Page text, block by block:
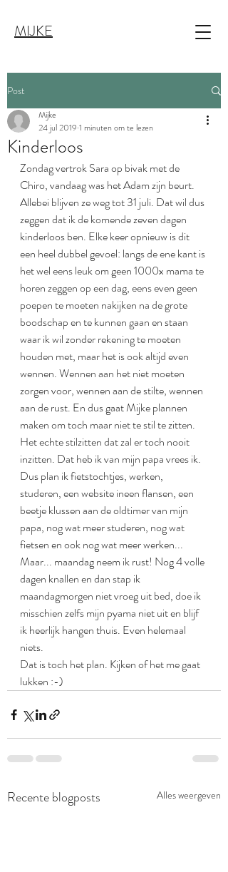
MIJKE
Post
Kinderloos
Mijke
24 jul 2019 1 minuten om te lezen
Zondag vertrok Sara op bivak met de
Chiro, vandaag was het Adam zijn beurt.
Allebei blijven ze weg tot 31 juli. Dat wil dus
zeggen dat ik de komende zeven dagen
kinderloos ben. Elke keer opnieuw is dit
een heel dubbel gevoel: langs de ene kant is
het wel eens leuk om geen 1000x mama te
horen zeggen op een dag, eens even geen
poepen te moeten nakijken na de grote
boodschap en te kunnen gaan en staan
waar ik wil zonder rekening te moeten
houden met, maar het is ook altijd even
wennen. Wennen aan het niet moeten
zorgen voor, wennen aan de stilte, wennen
aan de rust. En dus gaat Mijke plannen
maken om toch maar niet te stil te zitten.
Het echte stilzitten dat zal er toch nooit
inzitten. Dat heb ik van mijn papa vrees ik.
Dus plan ik fietstochtjes, werken,
studeren, een website ineen flansen, een
beetje klussen aan de oldtimer van mijn
papa, nog wat meer studeren, nog wat
fietsen en ook nog wat meer werken...
Maar... maandag neem ik rust! Nog 4 volle
dagen knallen en dan stap ik
maandagmorgen niet vroeg uit bed, doe ik
misschien zelfs mijn pyama niet uit en blijf
ik heerlijk hangen thuis. Even helemaal
niets.
Dat is toch het plan. Kijken of het me gaat
lukken :-)
Recente blogposts Alles weergeven